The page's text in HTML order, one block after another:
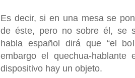
Es decir, si en una mesa se
de éste, pero no sobre él, se
habla español dirá que “el
embargo el quechua-hablante
dispositivo hay un objeto.